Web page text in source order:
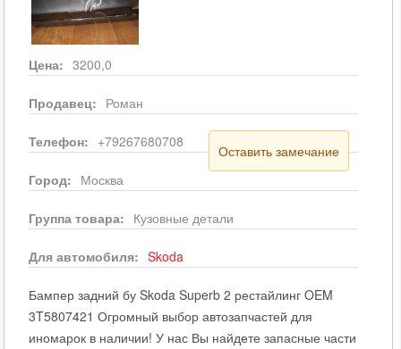
Цена: 3200,0
Продавец: Роман
Телефон: +79267680708
Оставить замечание
Город: Москва
Группа товара: Кузовные детали
Для автомобиля: Skoda
Бампер задний бу Skoda Superb 2 рестайлинг OEM
3T5807421 Огромный выбор автозапчастей для
иномарок в наличии! У нас Вы найдете запасные части